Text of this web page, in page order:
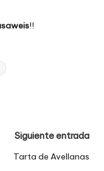
!!
Siguiente entrada
Tarta de Avellanas